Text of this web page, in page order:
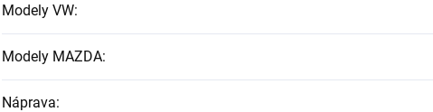
Modely VW:
Modely MAZDA:
Náprava: